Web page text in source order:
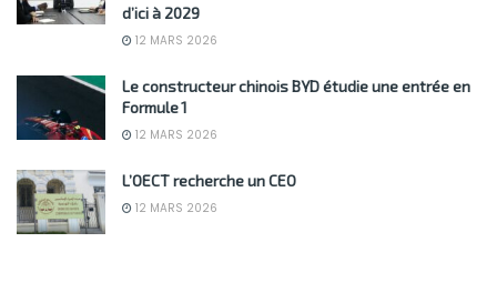
d’ici à 2029
12 MARS 2026
Le constructeur chinois BYD étudie une entrée en
Formule 1
12 MARS 2026
L’OECT recherche un CEO
12 MARS 2026